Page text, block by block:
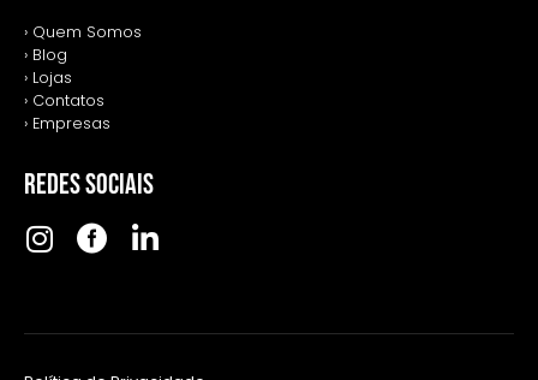
› Quem Somos
› Blog
› Lojas
› Contatos
› Empresas
REDES SOCIAIS